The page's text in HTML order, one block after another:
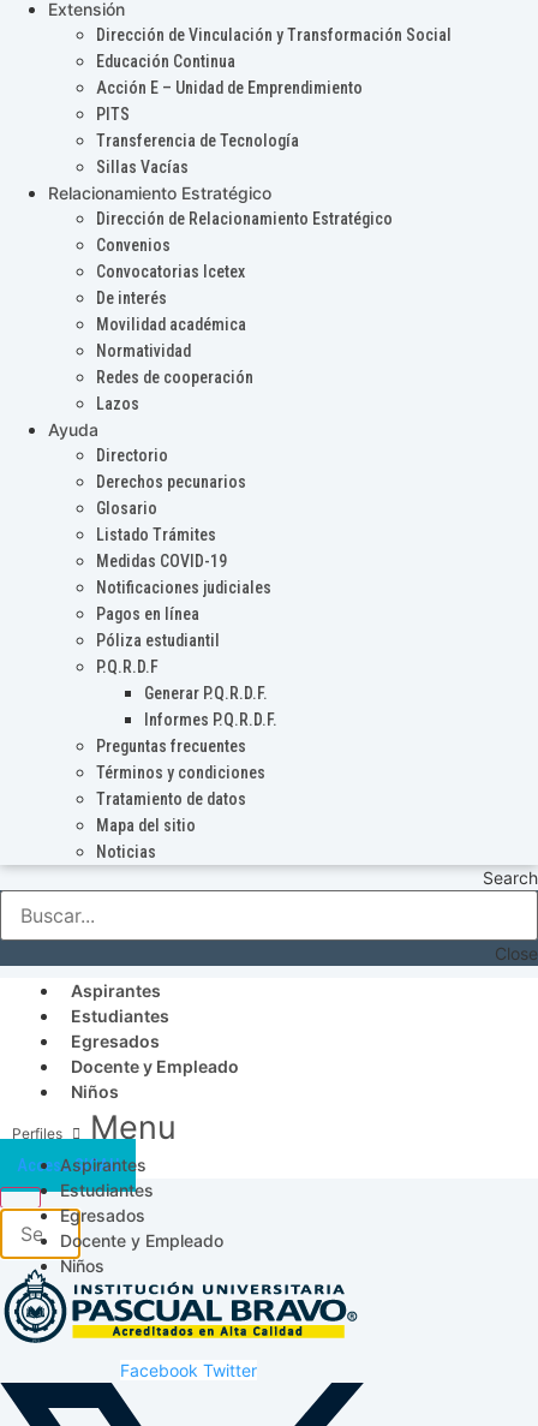
Extensión
Dirección de Vinculación y Transformación Social
Educación Continua
Acción E – Unidad de Emprendimiento
PITS
Transferencia de Tecnología
Sillas Vacías
Relacionamiento Estratégico
Dirección de Relacionamiento Estratégico
Convenios
Convocatorias Icetex
De interés
Movilidad académica
Normatividad
Redes de cooperación
Lazos
Ayuda
Directorio
Derechos pecunarios
Glosario
Listado Trámites
Medidas COVID-19
Notificaciones judiciales
Pagos en línea
Póliza estudiantil
P.Q.R.D.F
Generar P.Q.R.D.F.
Informes P.Q.R.D.F.
Preguntas frecuentes
Términos y condiciones
Tratamiento de datos
Mapa del sitio
Noticias
Search
Close
Aspirantes
Estudiantes
Egresados
Docente y Empleado
Niños
Menu
Aspirantes
Estudiantes
Egresados
Docente y Empleado
Niños
Acceso SICAU
Facebook Twitter